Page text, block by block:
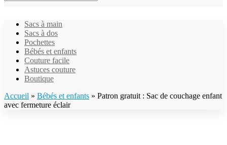
Sacs à main
Sacs à dos
Pochettes
Bébés et enfants
Couture facile
Astuces couture
Boutique
Accueil » Bébés et enfants » Patron gratuit : Sac de couchage enfant
avec fermeture éclair